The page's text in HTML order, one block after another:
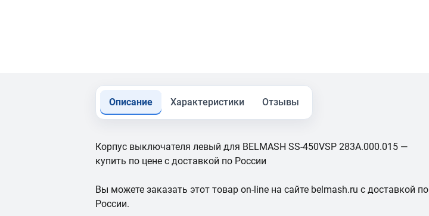
Описание Характеристики Отзывы
Корпус выключателя левый для BELMASH SS-450VSP 283A.000.015 —
купить по цене с доставкой по России
Вы можете заказать этот товар on-line на сайте belmash.ru с доставкой по
России.